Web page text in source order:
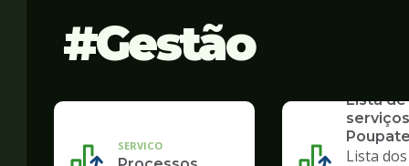
Gestão
SERVICO
Lista de
Lista